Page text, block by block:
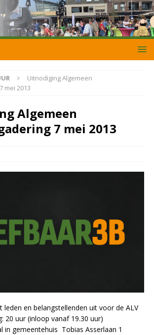
Uitnodiging Algemeen
mei 2013
Algemeen
7 mei 2013
leden en belangstellenden uit voor de ALV
20 uur (inloop vanaf 19.30 uur)
in gemeentehuis Tobias Asserlaan 1